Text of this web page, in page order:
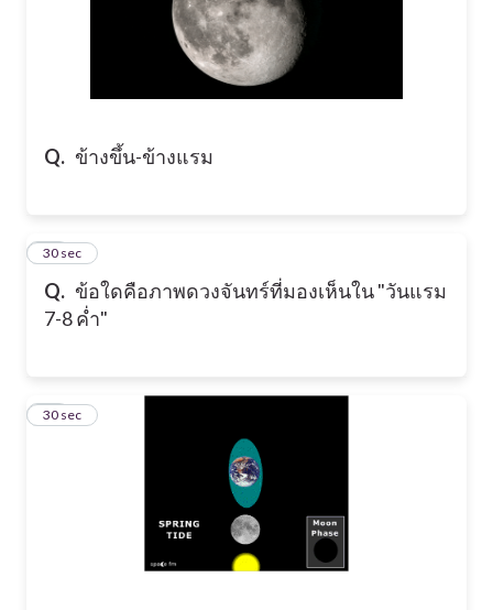
Q. ข้างขึ้น-ข้างแรม
Q. ข้อใดคือภาพดวงจันทร์ที่มองเห็นใน "วันแรม
7-8 ค่ำ"
33
30 sec
34
30 sec